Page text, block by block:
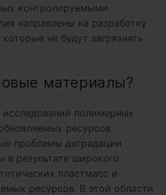
контролируемыми
направлены на разработку
не будут загрязнять
материалы?
полимерных
ресурсов
проблемы деградации
результате широкого
пластмасс и
ресурсов. В этой области